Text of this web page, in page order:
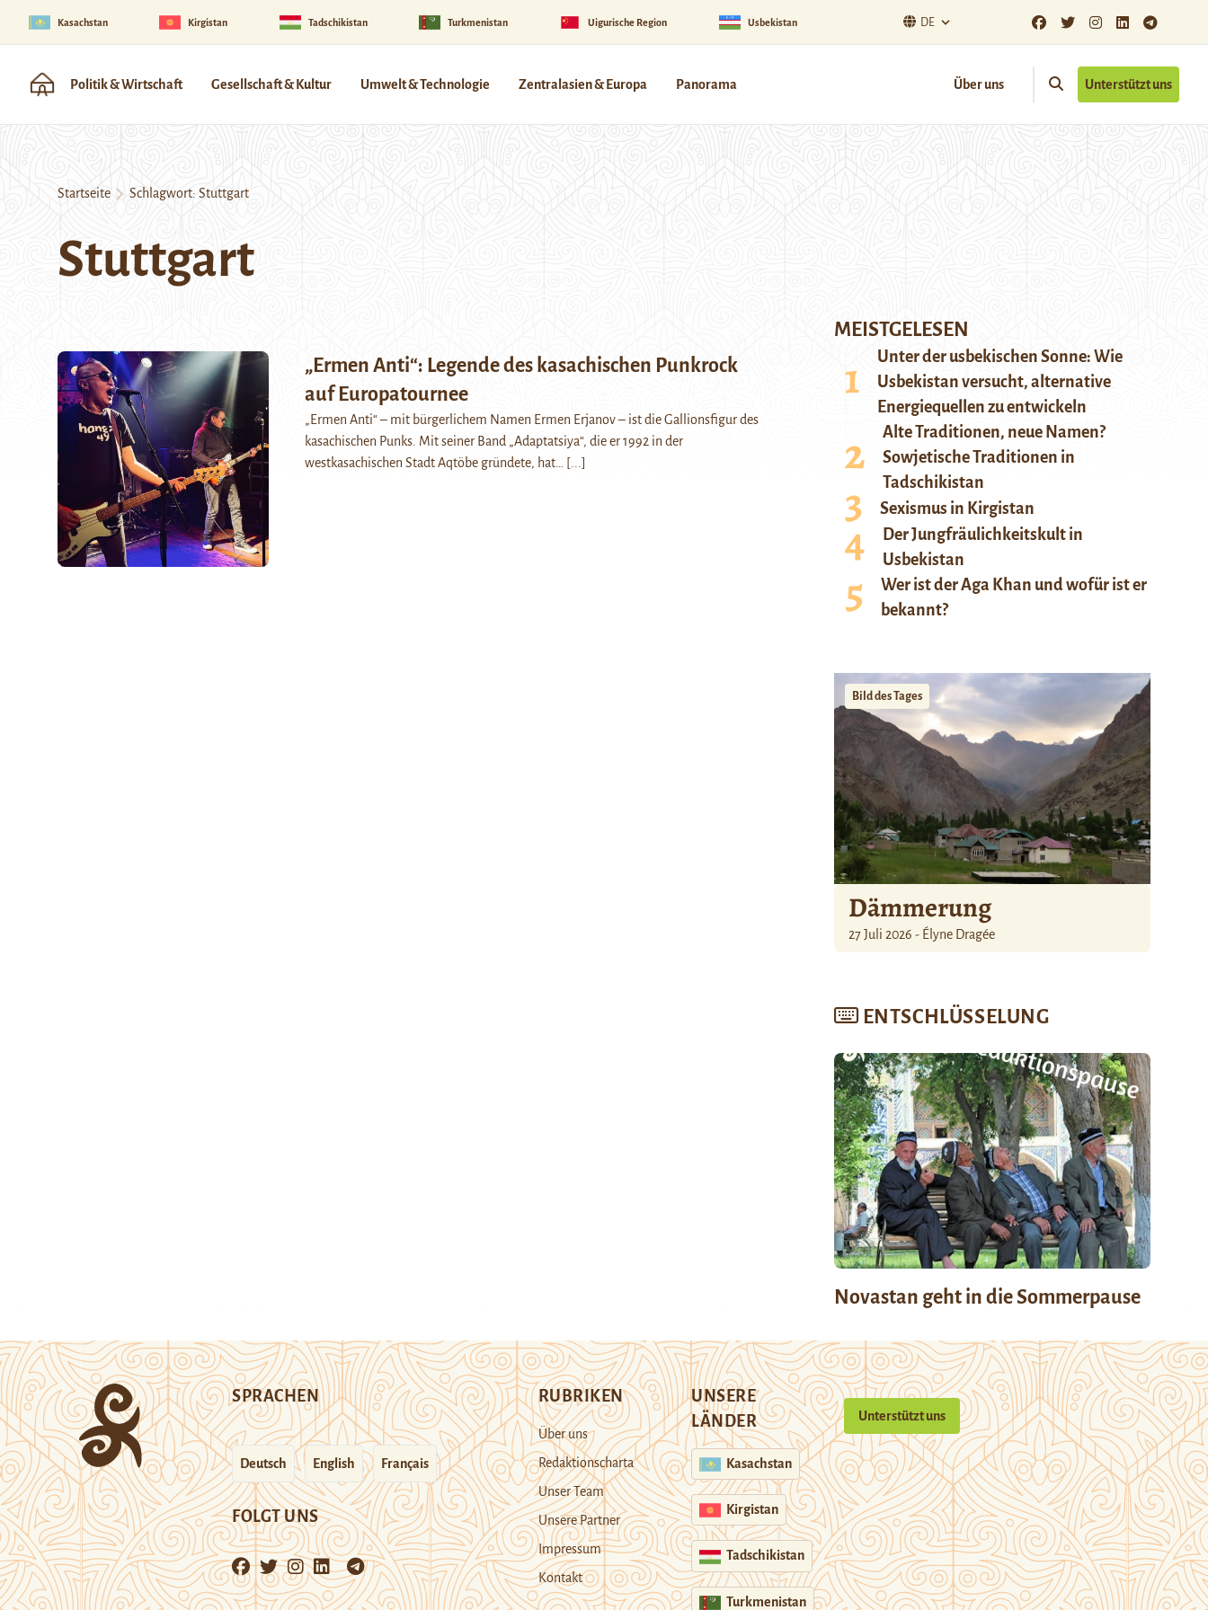
Kasachstan Kirgistan Tadschikistan Turkmenistan Uigurische Region Usbekistan DE
Politik & Wirtschaft Gesellschaft & Kultur Umwelt & Technologie Zentralasien & Europa Panorama Über uns Unterstützt uns
Startseite Schlagwort: Stuttgart
Stuttgart
„Ermen Anti“: Legende des kasachischen Punkrock
auf Europatournee
„Ermen Anti“ – mit bürgerlichem Namen Ermen Erjanov – ist die Gallionsfigur des
kasachischen Punks. Mit seiner Band „Adaptatsiya“, die er 1992 in der
westkasachischen Stadt Aqtöbe gründete, hat…
[...]
MEISTGELESEN
Unter der usbekischen Sonne: Wie
Usbekistan versucht, alternative
Energiequellen zu entwickeln
Alte Traditionen, neue Namen?
Sowjetische Traditionen in
Tadschikistan
Sexismus in Kirgistan
Der Jungfräulichkeitskult in
Usbekistan
Wer ist der Aga Khan und wofür ist er
bekannt?
Bild des Tages
Dämmerung
27 Juli 2026 - Élyne Dragée
ENTSCHLÜSSELUNG
Novastan geht in die Sommerpause
SPRACHEN
Deutsch English Français
FOLGT UNS
RUBRIKEN
Über uns
Redaktionscharta
Unser Team
Unsere Partner
Impressum
Kontakt
UNSERE
LÄNDER
Kasachstan
Kirgistan
Tadschikistan
Turkmenistan
Unterstützt uns